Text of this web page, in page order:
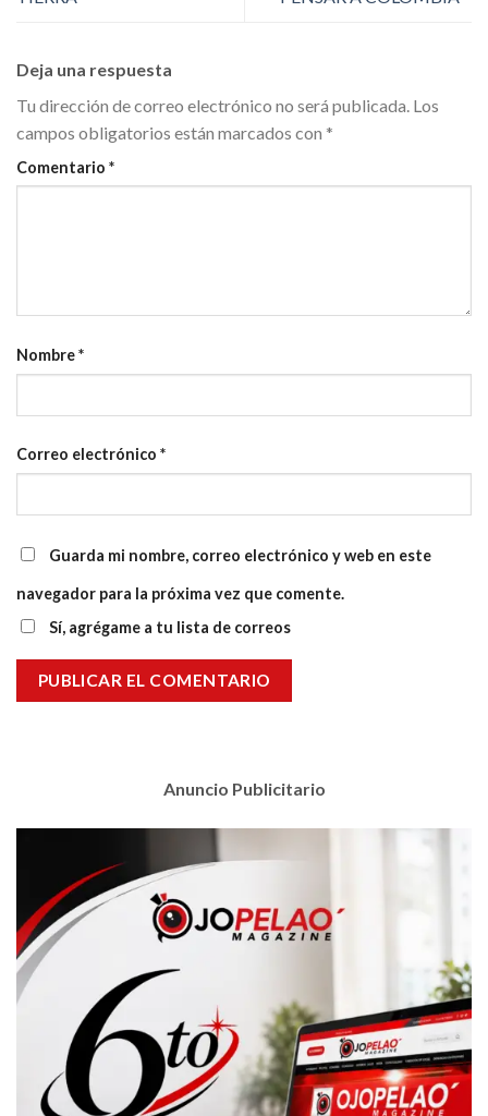
Deja una respuesta
Tu dirección de correo electrónico no será publicada. Los
campos obligatorios están marcados con *
Comentario *
Nombre*
Correo electrónico *
Guarda mi nombre, correo electrónico y web en este
navegador para la próxima vez que comente.
Sí, agrégame a tu lista de correos
Anuncio Publicitario